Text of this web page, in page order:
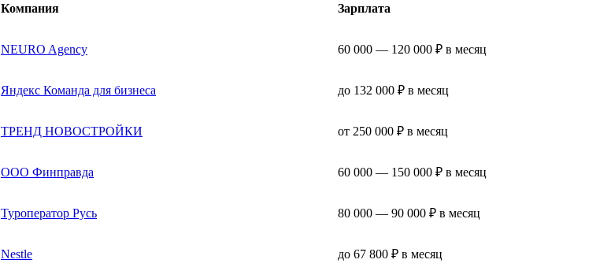
Компания Зарплата
NEURO Agency 60 000 — 120 000 ₽ в месяц
Яндекс Команда для бизнеса до 132 000 ₽ в месяц
ТРЕНД НОВОСТРОЙКИ от 250 000 ₽ в месяц
ООО Финправда 60 000 — 150 000 ₽ в месяц
Туроператор Русь 80 000 — 90 000 ₽ в месяц
Nestle до 67 800 ₽ в месяц